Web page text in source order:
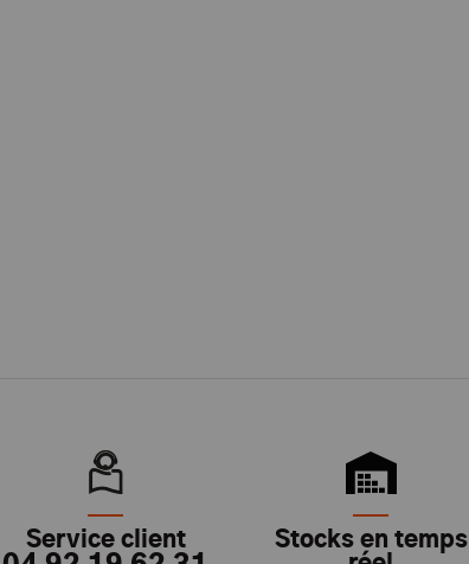
Service client
Stocks en temps